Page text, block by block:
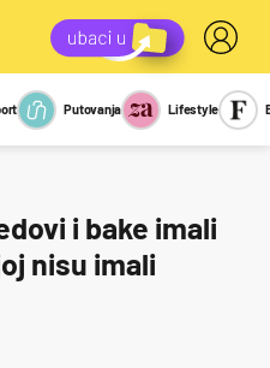
Kviz
Report
Putovanja Lifestyle
i bake imali
nisu imali